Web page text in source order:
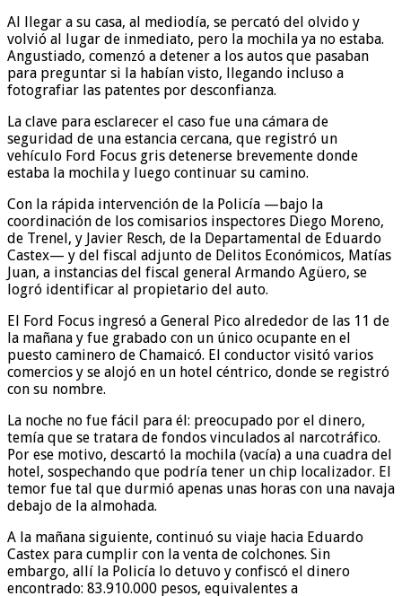
Al llegar a su casa, al mediodía, se percató del olvido y
volvió al lugar de inmediato, pero la mochila ya no estaba.
Angustiado, comenzó a detener a los autos que pasaban
para preguntar si la habían visto, llegando incluso a
fotografiar las patentes por desconfianza.
La clave para esclarecer el caso fue una cámara de
seguridad de una estancia cercana, que registró un
vehículo Ford Focus gris detenerse brevemente donde
estaba la mochila y luego continuar su camino.
Con la rápida intervención de la Policía —bajo la
coordinación de los comisarios inspectores Diego Moreno,
de Trenel, y Javier Resch, de la Departamental de Eduardo
Castex— y del fiscal adjunto de Delitos Económicos, Matías
Juan, a instancias del fiscal general Armando Agüero, se
logró identificar al propietario del auto.
El Ford Focus ingresó a General Pico alrededor de las 11 de
la mañana y fue grabado con un único ocupante en el
puesto caminero de Chamaicó. El conductor visitó varios
comercios y se alojó en un hotel céntrico, donde se registró
con su nombre.
La noche no fue fácil para él: preocupado por el dinero,
temía que se tratara de fondos vinculados al narcotráfico.
Por ese motivo, descartó la mochila (vacía) a una cuadra del
hotel, sospechando que podría tener un chip localizador. El
temor fue tal que durmió apenas unas horas con una navaja
debajo de la almohada.
A la mañana siguiente, continuó su viaje hacia Eduardo
Castex para cumplir con la venta de colchones. Sin
embargo, allí la Policía lo detuvo y confiscó el dinero
encontrado: 83.910.000 pesos, equivalentes a